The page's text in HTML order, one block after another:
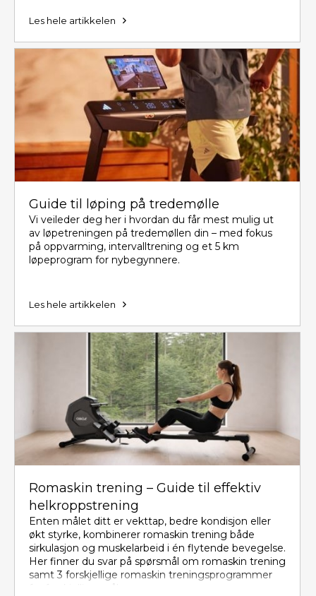
Les hele artikkelen
Guide til løping på tredemølle
Vi veileder deg her i hvordan du får mest mulig ut
av løpetreningen på tredemøllen din – med fokus
på oppvarming, intervalltrening og et 5 km
løpeprogram for nybegynnere.
Les hele artikkelen
Romaskin trening – Guide til effektiv
helkroppstrening
Enten målet ditt er vekttap, bedre kondisjon eller
økt styrke, kombinerer romaskin trening både
sirkulasjon og muskelarbeid i én flytende bevegelse.
Her finner du svar på spørsmål om romaskin trening
samt 3 forskjellige romaskin treningsprogrammer
for forskjellige mål.